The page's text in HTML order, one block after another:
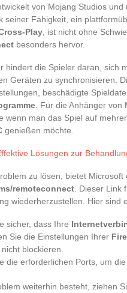
von Mojang Studios
seiner Fähigkeit, ein
Play , ist nicht ohne
besonders hervor.
hindert die Spieler daran, sich
Geräten zu synchronisieren.
beschädigte
. Für die Anhänger
wenn man das Spiel auf
genießen möchte.
Lösungen zur
zu lösen, bietet
remoteconnect . Dieser
wiederherzustellen. Hier sind
sicher, dass Ihre
Sie die Einstellungen Ihrer
blockieren.
die erforderlichen Ports, um
weiterhin besteht, ziehen